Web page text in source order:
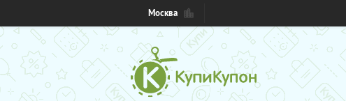
Москва